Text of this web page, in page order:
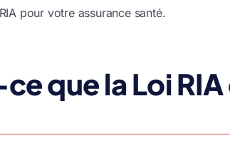
pour votre assurance santé.
que la Loi